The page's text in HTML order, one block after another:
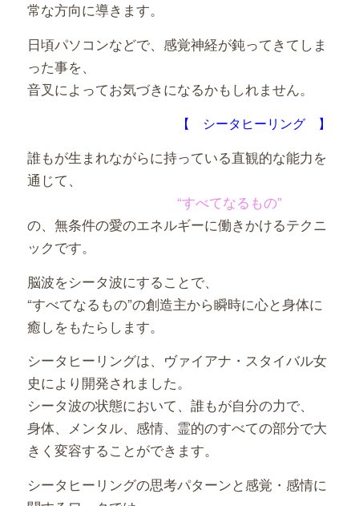
常な方向に導きます。
日頃パソコンなどで、感覚神経が鈍ってきてしま
った事を、
音叉によってお気づきになるかもしれません。
【 シータヒーリング 】
誰もが生まれながらに持っている直観的な能力を
通じて、
“すべてなるもの”
の、無条件の愛のエネルギーに働きかけるテクニ
ックです。
脳波をシータ波にすることで、
“すべてなるもの”の創造主から瞬時に心と身体に
癒しをもたらします。
シータヒーリングは、ヴァイアナ・スタイバル女
史により開発されました。
シータ波の状態において、誰もが自分の力で、
身体、メンタル、感情、霊的のすべての部分で大
きく変容することができます。
シータヒーリングの思考パターンと感覚・感情に